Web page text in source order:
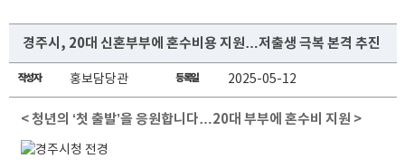
경주시, 20대 신혼부부에 혼수비용 지원…저출생 극복 본격 추진
작성자 홍보담당관 등록일 2025-05-12
< 청년의 ‘첫 출발’을 응원합니다…20대 부부에 혼수비 지원 >